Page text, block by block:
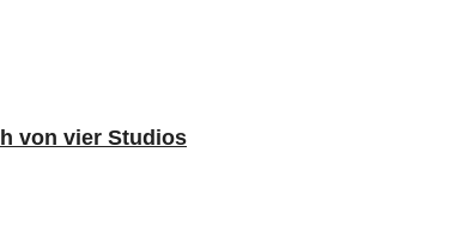
von vier Studios